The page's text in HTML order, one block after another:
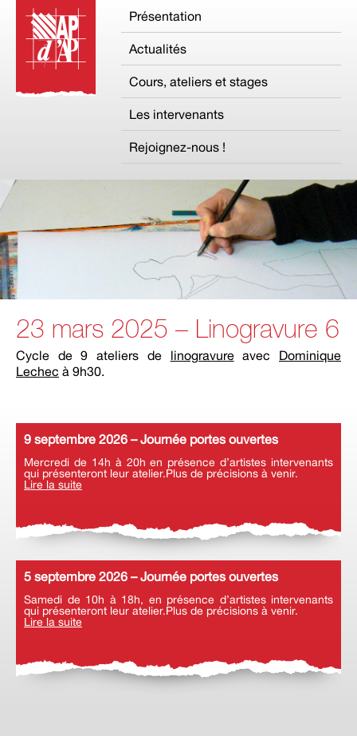
Présentation
Actualités
Cours, ateliers et stages
Les intervenants
Rejoignez-nous !
23 mars 2025 – Linogravure 6
Cycle de 9 ateliers de linogravureavec Dominique
Lechec à 9h30.
9 septembre 2026 – Journée portes ouvertes
Mercredi de 14h à 20h en présence d’artistes intervenants
qui présenteront leur atelier.Plus de précisions à venir.
Lire la suite
5 septembre 2026 – Journée portes ouvertes
Samedi de 10h à 18h, en présence d’artistes intervenants
qui présenteront leur atelier.Plus de précisions à venir.
Lire la suite